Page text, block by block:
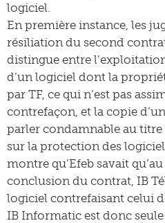
logiciel.
En première instance, les
résiliation du second
distingue entre
d’un logiciel dont la
par TF, ce qui n’est pas
contrefaçon, et la copie
parler condamnable au
sur la protection des
montre qu’Efeb savait
conclusion du contrat, IB
logiciel contrefaisant celui
IB Informatic est donc seule